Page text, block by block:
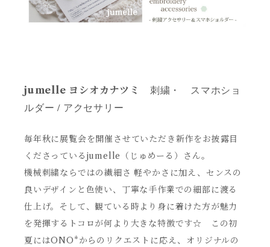
jumelle ヨシオカナツミ
刺繍・ スマホショ
ルダー / アクセサリー
毎年秋に展覧会を開催させていただき新作をお披露目
くださっているjumelle（じゅめーる）さん。
機械刺繍ならではの繊細さ 軽やかさに加え、センスの
良いデザインと色使い、丁寧な手作業での細部に渡る
仕上げ。そして、観ている時より身に着けた方が魅力
を発揮するトコロが何より大きな特徴です☆
この初
夏にはONO*からのリクエストに応え、オリジナルの